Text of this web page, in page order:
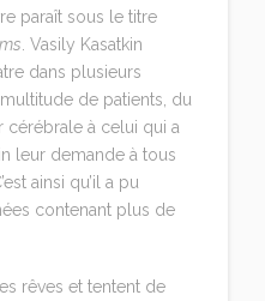
paraît sous le titre
. Vasily Kasatkin
dans plusieurs
de patients, du
cérébrale à celui qui a
leur demande à tous
ainsi qu’il a pu
contenant plus de
rêves et tentent de